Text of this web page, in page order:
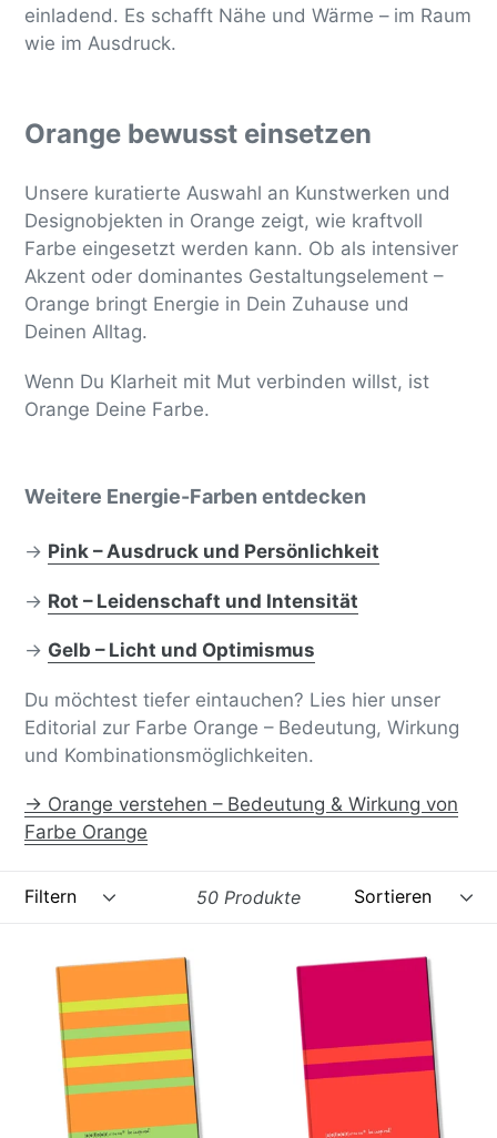
einladend. Es schafft Nähe und Wärme – im Raum
wie im Ausdruck.
Orange bewusst einsetzen
Unsere kuratierte Auswahl an Kunstwerken und
Designobjekten in Orange zeigt, wie kraftvoll
Farbe eingesetzt werden kann. Ob als intensiver
Akzent oder dominantes Gestaltungselement –
Orange bringt Energie in Dein Zuhause und
Deinen Alltag.
Wenn Du Klarheit mit Mut verbinden willst, ist
Orange Deine Farbe.
Weitere Energie-Farben entdecken
→ Pink – Ausdruck und Persönlichkeit
→ Rot – Leidenschaft und Intensität
→ Gelb – Licht und Optimismus
Du möchtest tiefer eintauchen? Lies hier unser
Editorial zur Farbe Orange – Bedeutung, Wirkung
und Kombinationsmöglichkeiten.
→ Orange verstehen – Bedeutung & Wirkung von
Farbe Orange
Filtern
50 Produkte
Sortieren